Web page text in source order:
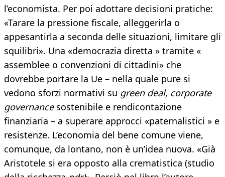
l’economista. Per poi adottare decisioni pratiche:
«Tarare la pressione fiscale, alleggerirla o
appesantirla a seconda delle situazioni, limitare gli
squilibri». Una «democrazia diretta » tramite «
assemblee o convenzioni di cittadini» che
dovrebbe portare la Ue – nella quale pure si
vedono sforzi normativi su green deal, corporate
governancesostenibile e rendicontazione
finanziaria – a superare approcci «paternalistici » e
resistenze. L’economia del bene comune viene,
comunque, da lontano, non è un’idea nuova. «Già
Aristotele si era opposto alla crematistica (studio